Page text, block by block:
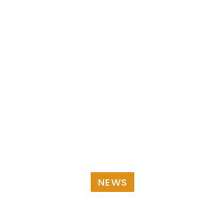
NEWS